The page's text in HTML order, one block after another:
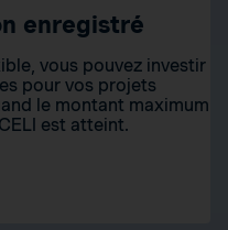
enregistré
vous pouvez investir
pour vos projets
le montant maximum
est atteint.